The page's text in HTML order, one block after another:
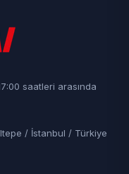
saatleri arasında
/ İstanbul / Türkiye